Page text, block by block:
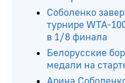
Читайте ещё
Бобруйчанка
победила на
по борьбе в